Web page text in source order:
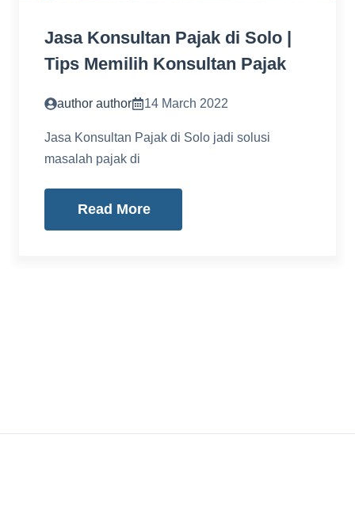
Jasa Konsultan Pajak di Solo |
Tips Memilih Konsultan Pajak
author author 14 March 2022
Jasa Konsultan Pajak di Solo jadi solusi
masalah pajak di
Read More